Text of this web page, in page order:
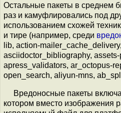
Остальные пакеты в среднем
раз и камуфлировались под
использованием схожей
и тире (например, среди
lib, action-
asciidoctor_bibliography,
apress_validators, ar_octopus-
open_search, aliyun-mns,
Вредоносные пакеты
котором вместо изображения